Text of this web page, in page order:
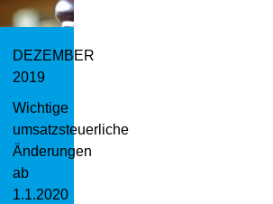
DEZEMBER
2019
Wichtige
umsatzsteuerliche
Änderungen
ab
1.1.2020